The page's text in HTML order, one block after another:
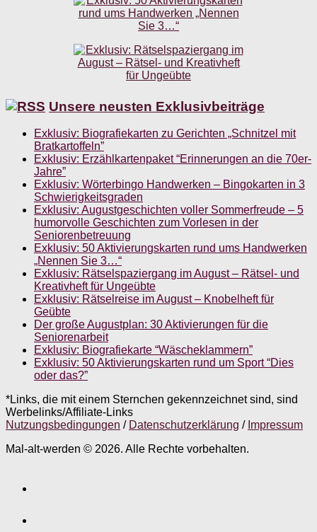
Unsere neusten Exklusivbeiträge
Exklusiv: Biografiekarten zu Gerichten „Schnitzel mit
Bratkartoffeln”
Exklusiv: Erzählkartenpaket “Erinnerungen an die 70er-
Jahre”
Exklusiv: Wörterbingo Handwerken – Bingokarten in 3
Schwierigkeitsgraden
Exklusiv: Augustgeschichten voller Sommerfreude – 5
humorvolle Geschichten zum Vorlesen in der
Seniorenbetreuung
Exklusiv: 50 Aktivierungskarten rund ums Handwerken
„Nennen Sie 3…“
Exklusiv: Rätselspaziergang im August – Rätsel- und
Kreativheft für Ungeübte
Exklusiv: Rätselreise im August – Knobelheft für
Geübte
Der große Augustplan: 30 Aktivierungen für die
Seniorenarbeit
Exklusiv: Biografiekarte “Wäscheklammern”
Exklusiv: 50 Aktivierungskarten rund um Sport “Dies
oder das?”
*Links, die mit einem Sternchen gekennzeichnet sind, sind
Werbelinks/Affiliate-Links
Nutzungsbedingungen / Datenschutzerklärung / Impressum
Mal-alt-werden © 2026. Alle Rechte vorbehalten.